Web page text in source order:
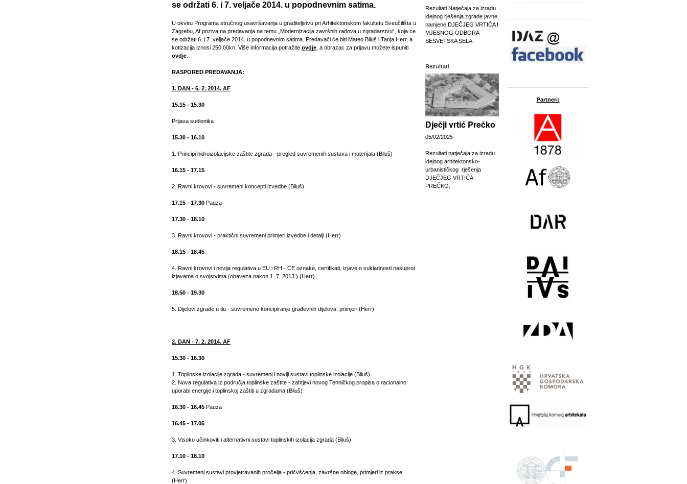
se održati 6. i 7. veljače 2014. u popodnevnim satima.
U okviru Programa stručnog usavršavanja u graditeljstvu pri Arhitektonskom fakultetu Sveučilišta u
Zagrebu, Af poziva na predavanja na temu „Modernizacija završnih radova u zgradarstvu“, koja će
se održati 6. i 7. veljače 2014. u popodnevnim satima. Predavači će biti Mateo Biluš i Tanja Herr, a
kotizacija iznosi 250,00kn. Više informacija potražite ovdje , a obrazac za prijavu možete ispuniti
ovdje
RASPORED PREDAVANJA:
1. DAN - 6. 2. 2014. AF
15.15 - 15.30
Prijava sudionika
15.30 - 16.10
1. Principi hidroizolacijske zaštite zgrada - pregled suvremenih sustava i materijala (Biluš)
16.15 - 17.15
2. Ravni krovovi - suvremeni koncepti izvedbe (Biluš)
17.15 - 17.30 Pauza
17.30 - 18.10
3. Ravni krovovi - praktični suvremeni primjeri izvedbe i detalji (Herr)
18.15 - 18.45
4. Ravni krovovi i novija regulativa u EU i RH - CE oznake, certifikati, izjave o sukladnosti nasuprot
izjavama o svojstvima (obaveza nakon 1. 7. 2013.) (Herr)
18.50 - 19.30
5. Dijelovi zgrade u tlu - suvremeno koncipiranje građevnih dijelova, primjeri (Herr)
2. DAN - 7. 2. 2014. AF
15.30 - 16.30
1. Toplinske izolacije zgrada - suvremeni i noviji sustavi toplinske izolacije (Biluš)
2. Nova regulativa iz područja toplinske zaštite - zahtjevi novog Tehničkog propisa o racionalno
uporabi energije i toplinskoj zaštiti u zgradama (Biluš)
16.30 - 16.45 Pauza
16.45 - 17.05
3. Visoko učinkoviti i alternativni sustavi toplinskih izolacija zgrada (Biluš)
17.10 - 18.10
4. Suvremeni sustavi provjetravanih pročelja - pričvšćenja, završne obloge, primjeri iz prakse
(Herr)
Rezultati Natječaja za izradu
idejnog rješenja zgrade javne
namjene DJEČJEG VRTIĆA I
MJESNOG ODBORA
SESVETSKA SELA.
Rezultati
Dječji vrtić Prečko
05/02/2025
Rezultati natječaja za izradu
idejnog arhitektonsko-
urbanističkog rješenja
DJEČJEG VRTIĆA
PREČKO.
Partneri: